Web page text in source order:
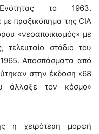
το 1963.
πραξικόπημα της CIA
«νεοαποικισμός» με
στάδιο του
Αποσπάσματα από
στην έκδοση «68
άλλαξε τον κόσμο»
η χειρότερη μορφή